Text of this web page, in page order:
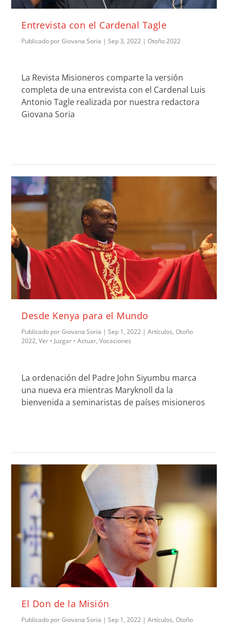
Entrevista con el Cardenal Tagle
Publicado porGiovana Soria |Sep 3, 2022 |Otoño 2022
La Revista Misioneros comparte la versión
completa de una entrevista con el Cardenal Luis
Antonio Tagle realizada por nuestra redactora
Giovana Soria
Desde Kenya para el Mundo
Publicado porGiovana Soria |Sep 1, 2022 |Artículos,Otoño
2022,Ver • Juzgar • Actuar,Vocaciones
La ordenación del Padre John Siyumbu marca
una nueva era mientras Maryknoll da la
bienvenida a seminaristas de países misioneros
El Don de la Misión
Publicado porGiovana Soria |Sep 1, 2022 |Artículos,Otoño